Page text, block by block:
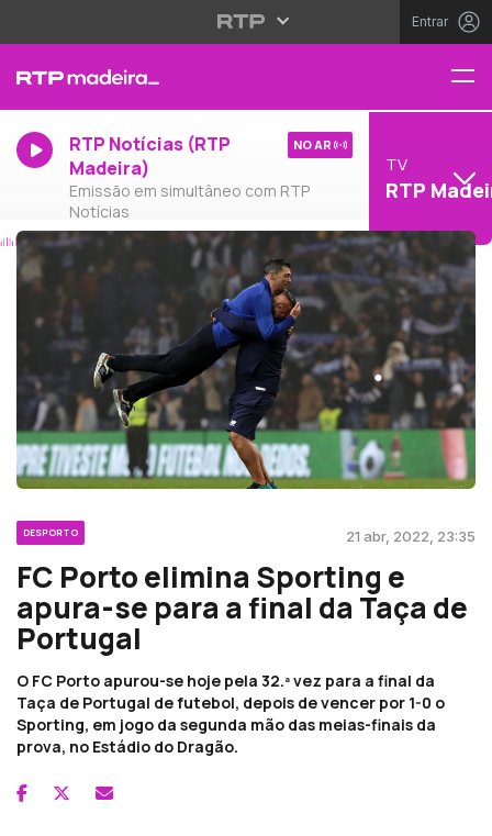
Entrar
RTP Notícias (RTP
Madeira)
Emissão em simultâneo com RTP
Notícias
NO AR
TV
RTP
DESPORTO 21 abr, 2022, 23:35
FC Porto elimina Sporting e
apura-se para a final da Taça de
Portugal
O FC Porto apurou-se hoje pela 32.ª vez para a final da
Taça de Portugal de futebol, depois de vencer por 1-0 o
Sporting, em jogo da segunda mão das meias-finais da
prova, no Estádio do Dragão.